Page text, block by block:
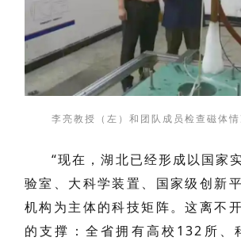
李亮教授（左）和团队成员检查磁体情
“现在，湖北已经形成以国家
验室、大科学装置、国家级创新
机构为主体的科技矩阵。这离不
的支撑：全省拥有高校132所、